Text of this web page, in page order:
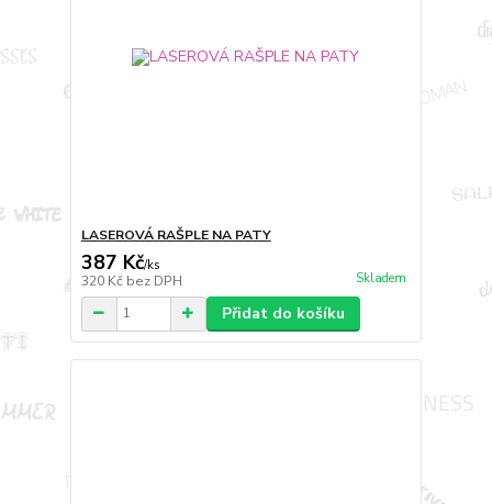
LASEROVÁ RAŠPLE NA PATY
387 Kč/ks
320 Kč bez DPH Skladem
Přidat do košíku